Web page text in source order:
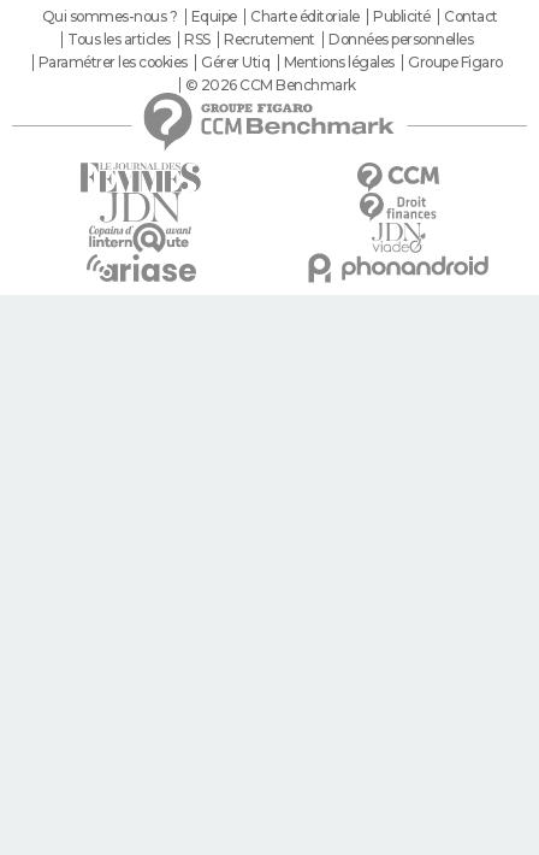
Qui sommes-nous ? Equipe Charte éditoriale Publicité
Contact
Tous les articles
RSS Recrutement
Données personnelles
Paramétrer les cookies
Gérer Utiq Mentions légales
Groupe Figaro
© 2026 CCM Benchmark